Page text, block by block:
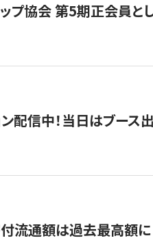
ップ協会 第5期正会員
配信中！当日はブース
流通額は過去最高額に